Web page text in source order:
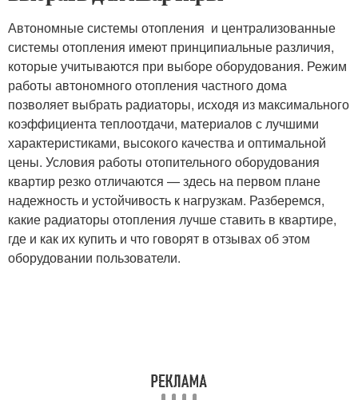
Автономные системы отопления и централизованные
системы отопления имеют принципиальные различия,
которые учитываются при выборе оборудования. Режим
работы автономного отопления частного дома
позволяет выбрать радиаторы, исходя из максимального
коэффициента теплоотдачи, материалов с лучшими
характеристиками, высокого качества и оптимальной
цены. Условия работы отопительного оборудования
квартир резко отличаются — здесь на первом плане
надежность и устойчивость к нагрузкам. Разберемся,
какие радиаторы отопления лучше ставить в квартире,
где и как их купить и что говорят в отзывах об этом
оборудовании пользователи.